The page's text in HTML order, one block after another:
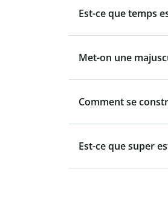
Est-ce que temps
Met-on une
Comment se
Est-ce que super